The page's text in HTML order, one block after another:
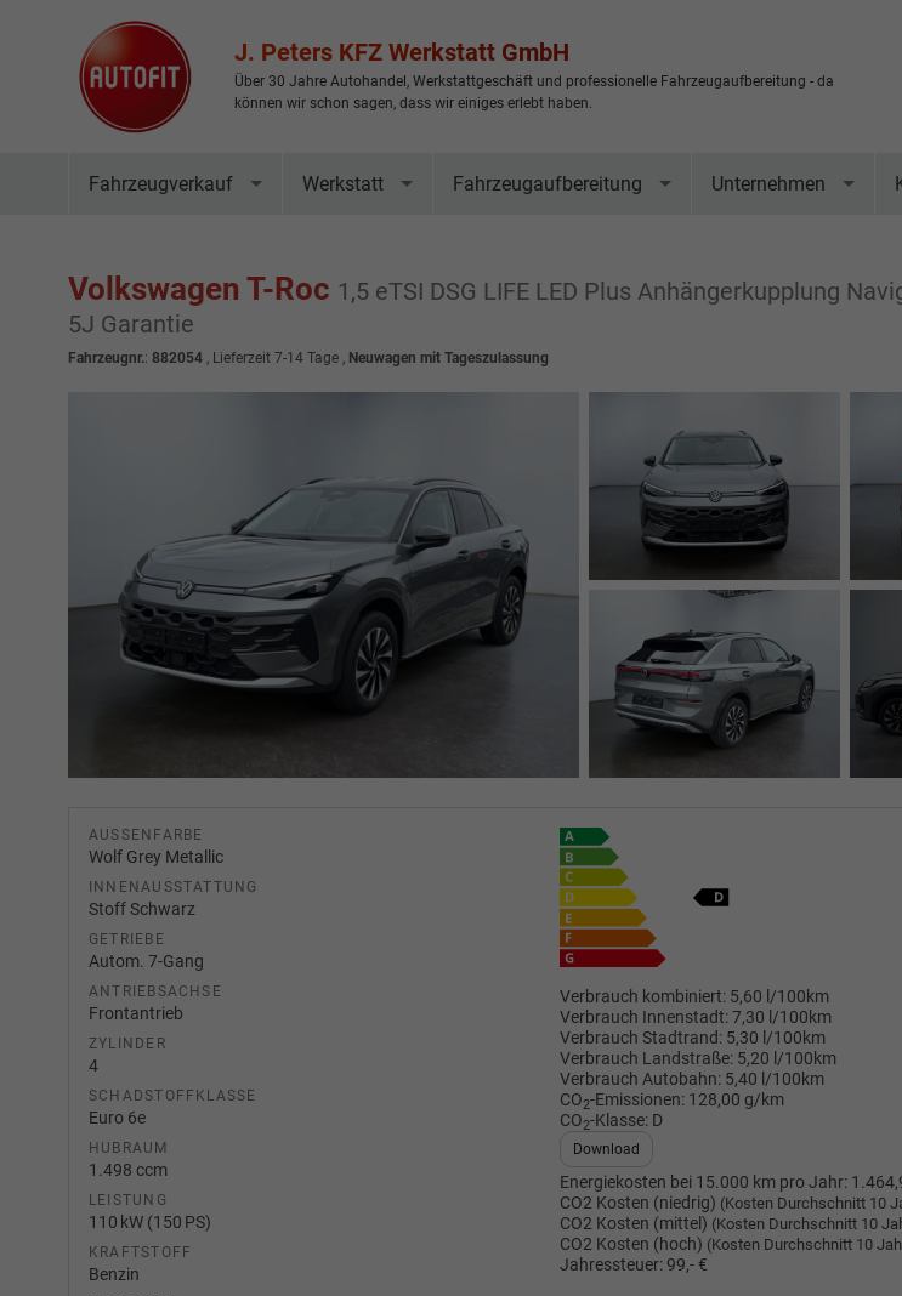
J. Peters KFZ Werkstatt GmbH
Über 30 Jahre Autohandel, Werkstattgeschäft und professionelle Fahrzeugaufbereitung - da
können wir schon sagen, dass wir einiges erlebt haben.
Fahrzeugverkauf Werkstatt Fahrzeugaufbereitung Unternehmen
Volkswagen T-Roc 1,5 eTSI DSG LIFE LED Plus Anhängerkupplung
5J Garantie
Fahrzeugnr.: 882054 , Lieferzeit 7-14 Tage , Neuwagen mit Tageszulassung
AUSSENFARBE
Wolf Grey Metallic
INNENAUSSTATTUNG
Stoff Schwarz
GETRIEBE
Autom. 7-Gang
ANTRIEBSACHSE
Frontantrieb
ZYLINDER
4
SCHADSTOFFKLASSE
Euro 6e
HUBRAUM
1.498 ccm
LEISTUNG
110 kW (150 PS)
KRAFTSTOFF
Benzin
Verbrauch kombiniert: 5,60 l/100km
Verbrauch Innenstadt:7,30 l/100km
Verbrauch Stadtrand: 5,30 l/100km
Verbrauch Landstraße: 5,20 l/100km
Verbrauch Autobahn: 5,40 l/100km
CO2-Emissionen: 128,00 g/km
CO2-Klasse: D
Download
Energiekosten bei 15.000 km pro Jahr:
CO2 Kosten (niedrig) (Kosten Durchschnitt 10
CO2 Kosten (mittel) (Kosten Durchschnitt 10
CO2 Kosten (hoch) (Kosten Durchschnitt 10
Jahressteuer: 99,- €